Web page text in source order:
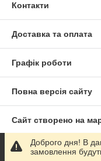
Контакти
Доставка та оплата
Графік роботи
Повна версія сайту
Сайт створено на
Політика
Доброго дня! В
замовлення